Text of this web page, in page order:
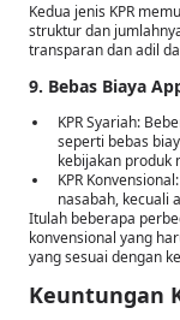
Kedua jenis KPR
struktur dan
transparan dan adil
9. Bebas Biaya
KPR Syariah:
seperti bebas
kebijakan produk
KPR
nasabah, kecuali
Itulah beberapa
konvensional yang
yang sesuai dengan
Keuntungan